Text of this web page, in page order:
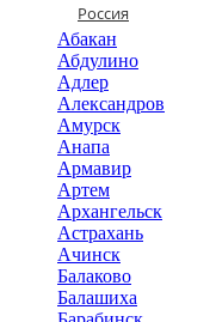
Россия
Абакан
Абдулино
Адлер
Александров
Амурск
Анапа
Армавир
Артем
Архангельск
Астрахань
Ачинск
Балаково
Балашиха